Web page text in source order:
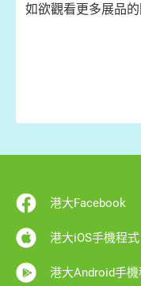
如欲觀看更多展品
港大Facebook
港大iOS手機程式
港大Android手